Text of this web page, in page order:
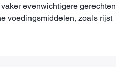
evenwichtigere gerechten
voedingsmiddelen, zoals rijst